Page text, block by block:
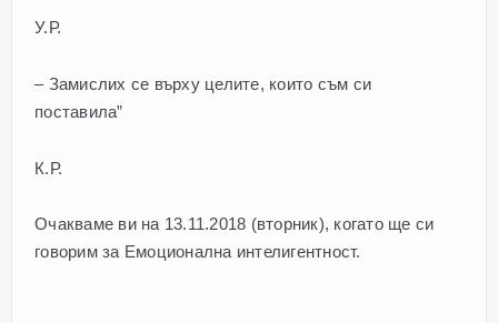
У.Р.
– Замислих се върху целите, които съм си
поставила”
К.Р.
Очакваме ви на 13.11.2018 (вторник), когато ще си
говорим за Емоционална интелигентност.